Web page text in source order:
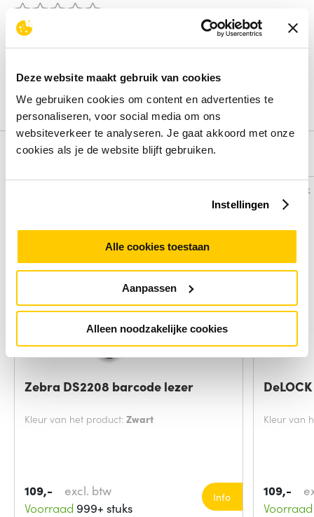
Deze website maakt gebruik van cookies
We gebruiken cookies om content en advertenties te
personaliseren, voor social media om ons
websiteverkeer te analyseren. Je gaat akkoord met onze
cookies als je de website blijft gebruiken.
Instellingen
Alle cookies toestaan
Aanpassen
Alleen noodzakelijke cookies
Beoordelingen binnenkort beschikbaar
Schrijf een review
Alternatieven
Zebra DS2208 barcode lezer
Kleur van het product: Zwart
109,-
excl. btw
Voorraad 999+ stuks
Info
Vergelijk
Kleur van
109,-
Voorraad